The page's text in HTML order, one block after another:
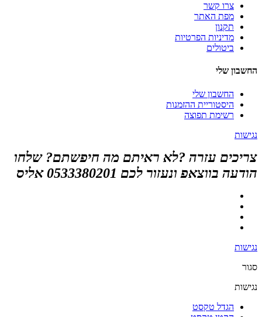
צרו קשר
מפת האתר
תקנון
מדיניות הפרטיות
ביטולים
החשבון שלי
החשבון שלי
היסטוריית ההזמנות
רשימת תפוצה
נגישות
צריכים עזרה ?לא ראיתם מה חיפשתם? שלחו
הודעה בווצאפ ונעזור לכם 0533380201 אליס
נגישות
סגור
נגישות
הגדל טקסט